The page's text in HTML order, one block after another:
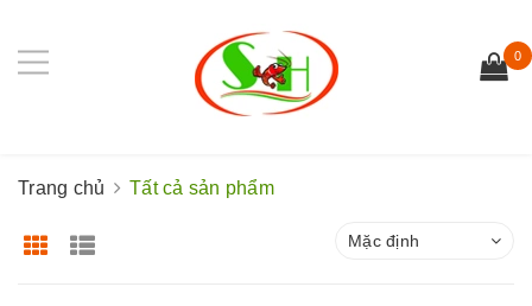
0
Trang chủ Tất cả sản phẩm
Mặc định